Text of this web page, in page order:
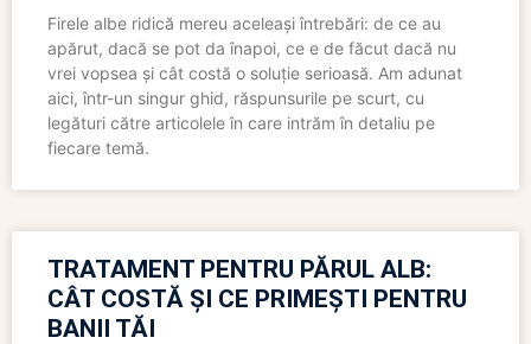
Firele albe ridică mereu aceleași întrebări: de ce au
apărut, dacă se pot da înapoi, ce e de făcut dacă nu
vrei vopsea și cât costă o soluție serioasă. Am adunat
aici, într-un singur ghid, răspunsurile pe scurt, cu
legături către articolele în care intrăm în detaliu pe
fiecare temă.
TRATAMENT PENTRU PĂRUL ALB:
CÂT COSTĂ ȘI CE PRIMEȘTI PENTRU
BANII TĂI